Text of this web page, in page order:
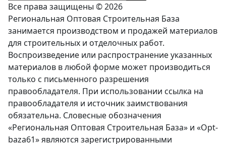
Все права защищены © 2026
Региональная Оптовая Строительная База
занимается производством и продажей материалов
для строительных и отделочных работ.
Воспроизведение или распространение указанных
материалов в любой форме может производиться
только с письменного разрешения
правообладателя. При использовании ссылка на
правообладателя и источник заимствования
обязательна. Словесные обозначения
«Региональная Оптовая Строительная База» и «Opt-
baza61» являются зарегистрированными